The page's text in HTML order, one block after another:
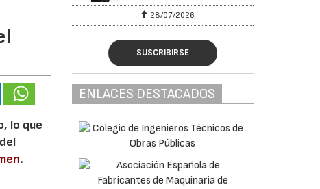
lo que
.
28/07/2026
SUSCRIBIRSE
ENLACES DESTACADOS